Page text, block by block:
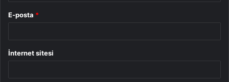
E-posta *
İnternet sitesi